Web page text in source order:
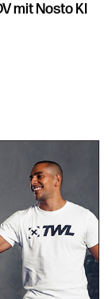
mit Nosto KI